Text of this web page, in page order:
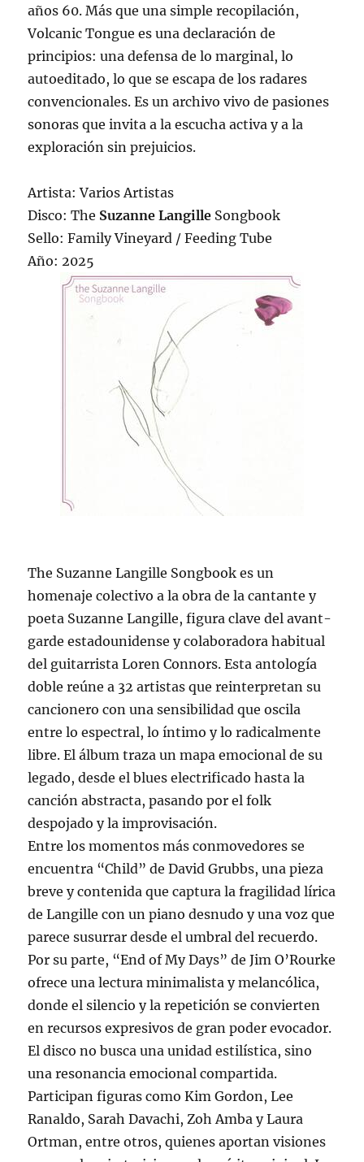
años 60. Más que una simple recopilación,
Volcanic Tongue es una declaración de
principios: una defensa de lo marginal, lo
autoeditado, lo que se escapa de los radares
convencionales. Es un archivo vivo de pasiones
sonoras que invita a la escucha activa y a la
exploración sin prejuicios.
Artista: Varios Artistas
Disco: The Suzanne Langille Songbook
Sello: Family Vineyard / Feeding Tube
Año: 2025
The Suzanne Langille Songbook es un
homenaje colectivo a la obra de la cantante y
poeta Suzanne Langille, figura clave del avant-
garde estadounidense y colaboradora habitual
del guitarrista Loren Connors. Esta antología
doble reúne a 32 artistas que reinterpretan su
cancionero con una sensibilidad que oscila
entre lo espectral, lo íntimo y lo radicalmente
libre. El álbum traza un mapa emocional de su
legado, desde el blues electrificado hasta la
canción abstracta, pasando por el folk
despojado y la improvisación.
Entre los momentos más conmovedores se
encuentra “Child” de David Grubbs, una pieza
breve y contenida que captura la fragilidad lírica
de Langille con un piano desnudo y una voz que
parece susurrar desde el umbral del recuerdo.
Por su parte, “End of My Days” de Jim O’Rourke
ofrece una lectura minimalista y melancólica,
donde el silencio y la repetición se convierten
en recursos expresivos de gran poder evocador.
El disco no busca una unidad estilística, sino
una resonancia emocional compartida.
Participan figuras como Kim Gordon, Lee
Ranaldo, Sarah Davachi, Zoh Amba y Laura
Ortman, entre otros, quienes aportan visiones